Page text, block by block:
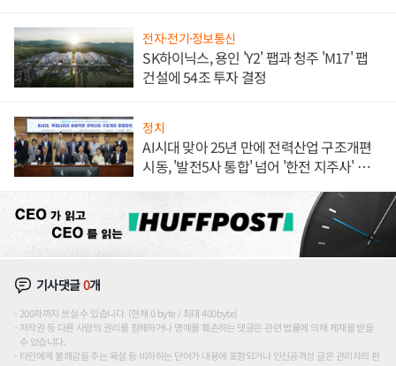
전자·전기·정보통신
SK하이닉스, 용인 'Y2' 팹과 청주 'M17' 팹
건설에 54조 투자 결정
정치
AI시대 맞아 25년 만에 전력산업 구조개편
시동, '발전5사 통합' 넘어 '한전 지주사' 재편
기사댓글0개
200자까지 쓰실 수 있습니다. (현재 0 byte / 최대 400byte)
저작권 등 다른 사람의 권리를 침해하거나 명예를 훼손하는 댓글은 관련 법률에 의해 제재를 받을
수 있습니다.
타인에게 불쾌감을 주는 욕설 등 비하하는 단어가 내용에 포함되거나 인신공격성 글은 관리자의 판